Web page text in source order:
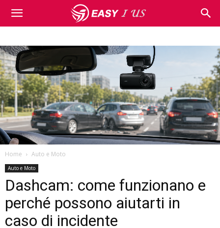
Home Auto e Moto
Auto e Moto
Dashcam: come funzionano e
perché possono aiutarti in
caso di incidente